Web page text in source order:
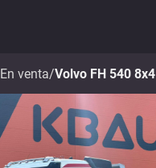
En venta/Volvo FH 540 8x4